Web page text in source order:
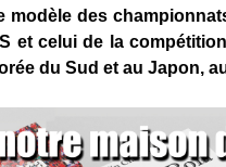
modèle des
et celui de la
du Sud et au Japon,